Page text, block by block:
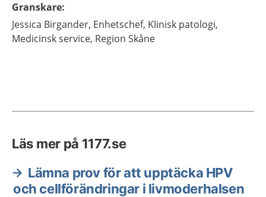
Granskare:
Jessica Birgander, Enhetschef, Klinisk patologi,
Medicinsk service, Region Skåne
Läs mer på 1177.se
Lämna prov för att upptäcka HPV
och cellförändringar i livmoderhalsen